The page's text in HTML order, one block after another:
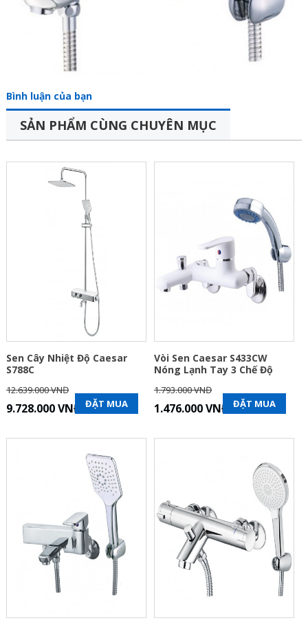
Bình luận của bạn
SẢN PHẨM CÙNG CHUYÊN MỤC
Sen Cây Nhiệt Độ Caesar
S788C
12.639.000 VNĐ
9.728.000 VNĐ ĐẶT MUA
Vòi Sen Caesar S433CW
Nóng Lạnh Tay 3 Chế Độ
1.793.000 VNĐ
1.476.000 VNĐ ĐẶT MUA